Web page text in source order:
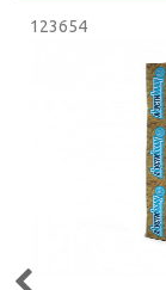
123654